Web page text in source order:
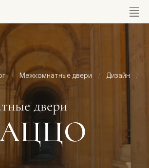
Межкомнатные двери Дизайн
двери